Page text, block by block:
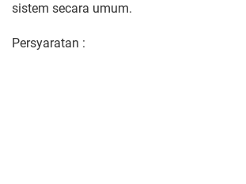
sistem secara umum.
Persyaratan :